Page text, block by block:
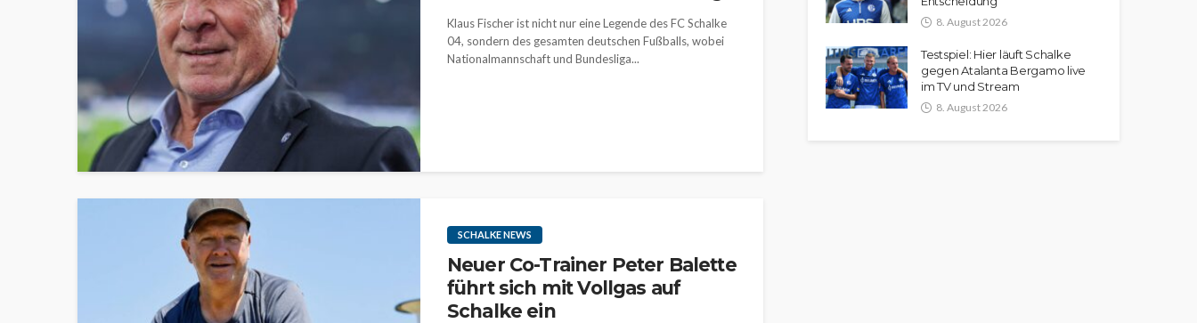
Klaus Fischer ist nicht nur eine Legende des FC Schalke
04, sondern des gesamten deutschen Fußballs, wobei
Nationalmannschaft und Bundesliga...
SCHALKE NEWS
Neuer Co-Trainer Peter Balette
führt sich mit Vollgas auf
Schalke ein
8. August 2026
Testspiel: Hier läuft Schalke
gegen Atalanta Bergamo live
im TV und Stream
8. August 2026